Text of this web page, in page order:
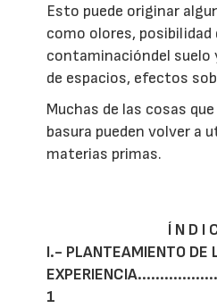
Esto puede originar
como olores, posibilidad
contaminacióndel suelo
de espacios, efectos
Muchas de las cosas
basura pueden volver a
materias primas.
Í N D I
I.- PLANTEAMIENTO DE
1